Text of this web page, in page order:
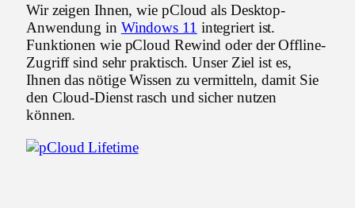
Wir zeigen Ihnen, wie pCloud als Desktop-
Anwendung in Windows 11 integriert ist.
Funktionen wie pCloud Rewind oder der Offline-
Zugriff sind sehr praktisch. Unser Ziel ist es,
Ihnen das nötige Wissen zu vermitteln, damit Sie
den Cloud-Dienst rasch und sicher nutzen
können.